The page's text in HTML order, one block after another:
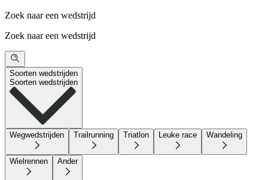
Zoek naar een wedstrijd
Zoek naar een wedstrijd
Soorten wedstrijden
Soorten wedstrijden
Wegwedstrijden Trailrunning Triatlon Leuke race Wandeling
Wielrennen Ander